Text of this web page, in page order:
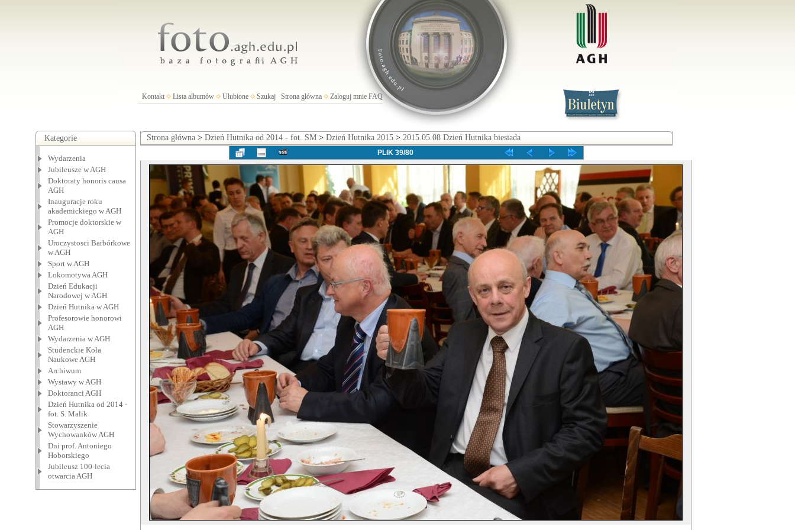
Kontakt Lista albumów Ulubione Szukaj Strona główna Zaloguj mnie FAQ
Kategorie
Wydarzenia
Jubileusze w AGH
Doktoraty honoris causa
AGH
Inauguracje roku
akademickiego w AGH
Promocje doktorskie w
AGH
Uroczystosci Barbórkowe
w AGH
Sport w AGH
Lokomotywa AGH
Dzień Edukacji
Narodowej w AGH
Dzień Hutnika w AGH
Profesorowie honorowi
AGH
Wydarzenia w AGH
Studenckie Koła
Naukowe AGH
Archiwum
Wystawy w AGH
Doktoranci AGH
Dzień Hutnika od 2014 -
fot. S. Malik
Stowarzyszenie
Wychowanków AGH
Dni prof. Antoniego
Hoborskiego
Jubileusz 100-lecia
otwarcia AGH
Strona główna> Dzień Hutnika od 2014 - fot. SM> Dzień Hutnika 2015> 2015.05.08 Dzień Hutnika biesiada
PLIK 39/80